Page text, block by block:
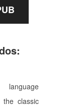
language
classic